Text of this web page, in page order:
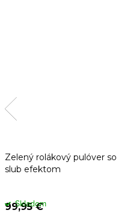
Zelený rolákový pulóver so
slub efektom
99,95 €
Skladom